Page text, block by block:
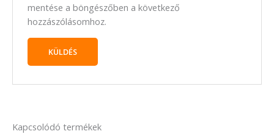
mentése a böngészőben a következő
hozzászólásomhoz.
Kapcsolódó termékek